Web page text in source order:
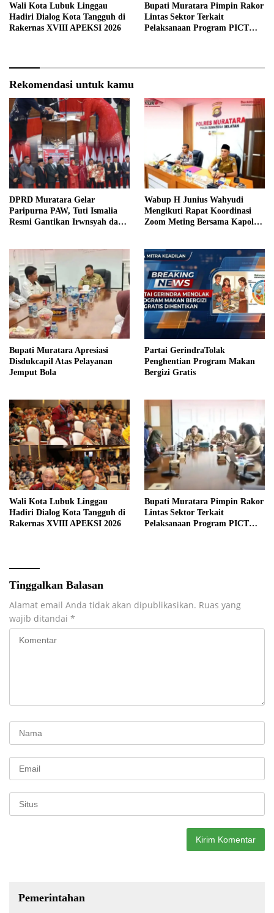
Wali Kota Lubuk Linggau
Hadiri Dialog Kota Tangguh di
Rakernas XVIII APEKSI 2026
Bupati Muratara Pimpin Rakor
Lintas Sektor Terkait
Pelaksanaan Program PICT
Rekomendasi untuk kamu
DPRD Muratara Gelar
Paripurna PAW, Tuti Ismalia
Resmi Gantikan Irwnsyah dari
Wabup H Junius Wahyudi
Mengikuti Rapat Koordinasi
Zoom Meting Bersama Kapolres
Bupati Muratara Apresiasi
Disdukcapil Atas Pelayanan
Jemput Bola
Partai GerindraTolak
Penghentian Program Makan
Bergizi Gratis
Wali Kota Lubuk Linggau
Hadiri Dialog Kota Tangguh di
Rakernas XVIII APEKSI 2026
Bupati Muratara Pimpin Rakor
Lintas Sektor Terkait
Pelaksanaan Program PICT
Tinggalkan Balasan
Alamat email Anda tidak akan dipublikasikan. Ruas yang
wajib ditandai *
Pemerintahan